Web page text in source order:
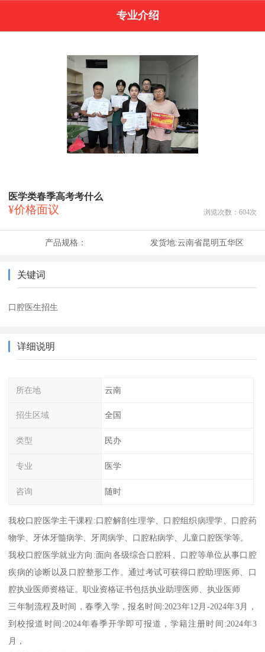
专业介绍
医学类春季高考考什么
¥价格面议 浏览次数： 604次
产品规格： 发货地:云南省昆明五华区
关键词
口腔医生招生
详细说明
所在地 云南
招生区域 全国
类型 民办
专业 医学
咨询 随时
我校口腔医学主干课程:口腔解剖生理学、口腔组织病理学、口腔药
物学、牙体牙髓病学、牙周病学、口腔粘病学、儿童口腔医学等。
我校口腔医学就业方向:面向各级综合口腔科、口腔等单位从事口腔
疾病的诊断以及口腔整形工作。通过考试可获得口腔助理医师、口
腔执业医师资格证。职业资格证书包括执业助理医师、执业医师
三年制流程及时间，春季入学，报名时间:2023年12月-2024年3月，
到校报道时间:2024年春季开学即可报道，学籍注册时间:2024年3
月，